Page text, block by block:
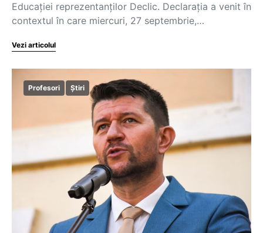
Educației reprezentanților Declic. Declarația a venit în
contextul în care miercuri, 27 septembrie,…
Vezi articolul
Profesori Știri